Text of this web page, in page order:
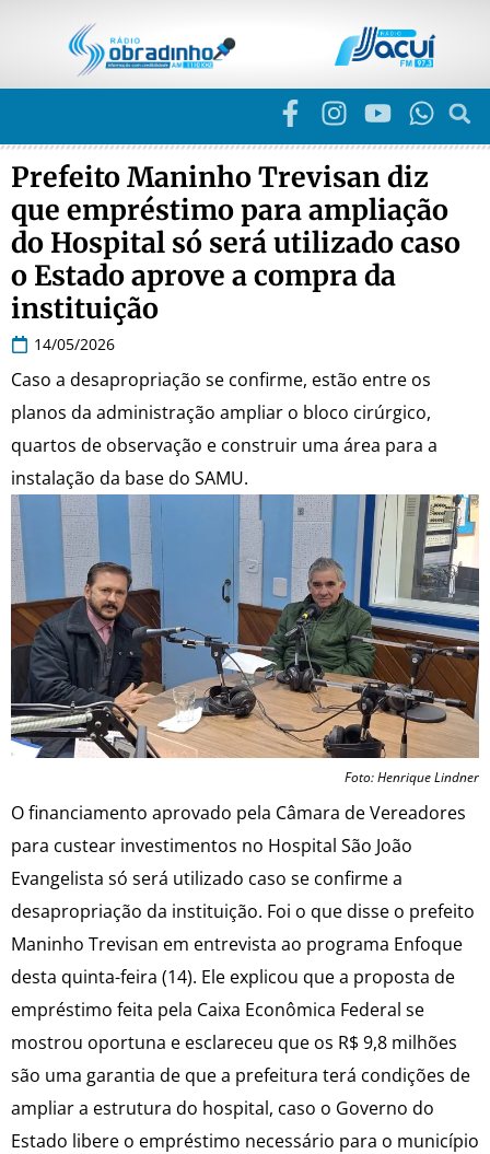
Prefeito Maninho Trevisan diz
que empréstimo para ampliação
do Hospital só será utilizado caso
o Estado aprove a compra da
instituição
14/05/2026
Caso a desapropriação se confirme, estão entre os
planos da administração ampliar o bloco cirúrgico,
quartos de observação e construir uma área para a
instalação da base do SAMU.
Foto: Henrique Lindner
O financiamento aprovado pela Câmara de Vereadores
para custear investimentos no Hospital São João
Evangelista só será utilizado caso se confirme a
desapropriação da instituição. Foi o que disse o prefeito
Maninho Trevisan em entrevista ao programa Enfoque
desta quinta-feira (14). Ele explicou que a proposta de
empréstimo feita pela Caixa Econômica Federal se
mostrou oportuna e esclareceu que os R$ 9,8 milhões
são uma garantia de que a prefeitura terá condições de
ampliar a estrutura do hospital, caso o Governo do
Estado libere o empréstimo necessário para o município